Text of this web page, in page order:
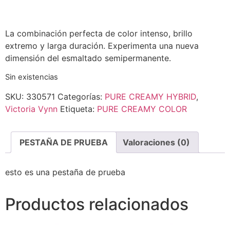
La combinación perfecta de color intenso, brillo
extremo y larga duración. Experimenta una nueva
dimensión del esmaltado semipermanente.
Sin existencias
SKU: 330571 Categorías: PURE CREAMY HYBRID,
Victoria Vynn Etiqueta: PURE CREAMY COLOR
PESTAÑA DE PRUEBA Valoraciones (0)
esto es una pestaña de prueba
Productos relacionados